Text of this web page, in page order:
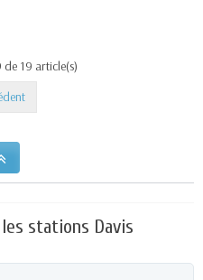
19 article(s)
stations Davis